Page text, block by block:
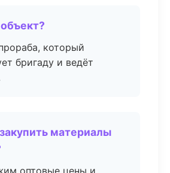
который
бригаду и ведёт
материалы
оптовые цены и